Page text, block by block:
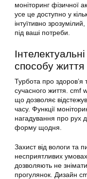
моніторинг фізичної
усе це доступно у
інтуїтивно
під ваші потреби.
способу життя
Турбота про здоров’я
сучасного життя. cmf
що дозволяє
часу. Функції
нагадування про рух
форму щодня.
Захист від вологи та
несприятливих
дозволяють не
прогулянок. Дизайн